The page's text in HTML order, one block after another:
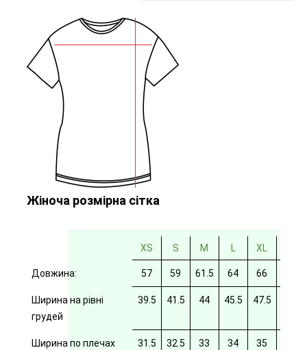
Жіноча розмірна сітка
XS S M L XL
Довжина: 57 59 61.5 64 66
Ширина на рівні
грудей
39.5 41.5 44 45.5 47.5
Ширина по плечах 31.5 32.5 33 34 35